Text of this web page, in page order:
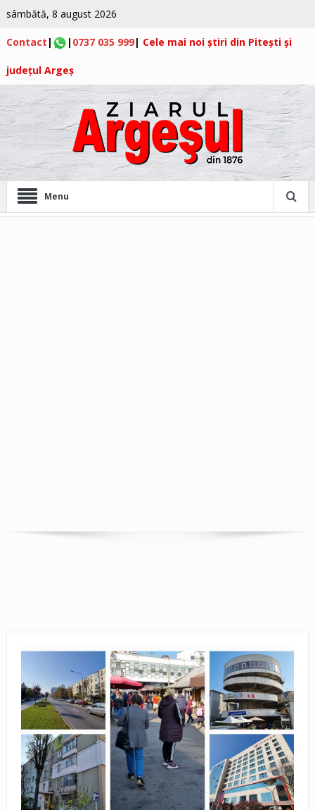
sâmbătă, 8 august 2026
Contact | | 0737 035 999| Cele mai noi știri din Pitești și
județul Argeș
Menu